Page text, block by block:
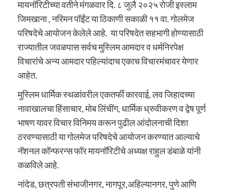
मायनॉरिटीच्या वतीने मंगळवार दि. ८ जुलै २०२५ रोजी इस्लाम
जिमखाना , नरिमन पॉईंट या ठिकाणी सकाळी ११ वा. गोलमेज
परिषदेचे आयोजन केलेले आहे. या परिषदेत सहभागी होण्यासाठी
राज्यातील जवळपास सर्वच मुस्लिम आमदार व धर्मनिरपेक्ष
विचारांचे अन्य आमदार पहिल्यांदाच एकाच विचारमंचावर येणार
आहेत.
मुस्लिम धार्मिक स्थळांवरील एकतर्फी कारवाई, लव जिहादच्या
नावाखालचा हिंसाचार, मोब लिंचींग, धार्मिक ध्रुवीकरण व द्वेष पूर्ण
भाषण यावर विचार विनिमय करून पुढील आंदोलनाची दिशा
ठरवण्यासाठी या गोलमेज परिषदेचे आयोजन करण्यात आल्याचे
नॅशनल कॉन्फरन्स फॉर मायनॉरिटीचे अध्यक्ष राहुल डंबाळे यांनी
कळविले आहे.
नांदेड, छत्रपती संभाजीनगर, नागपूर,अहिल्यानगर, पुणे आणि